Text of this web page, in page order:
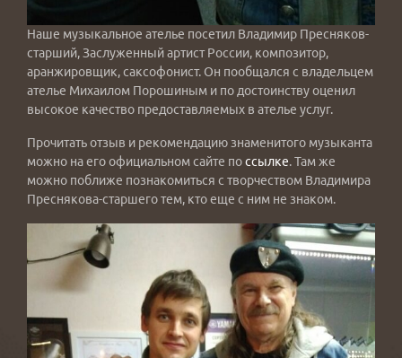
Наше музыкальное ателье посетил Владимир Пресняков-
старший, Заслуженный артист России, композитор,
аранжировщик, саксофонист. Он пообщался с владельцем
ателье Михаилом Порошиным и по достоинству оценил
высокое качество предоставляемых в ателье услуг.
Прочитать отзыв и рекомендацию знаменитого музыканта
можно на его официальном сайте поссылке. Там же
можно поближе познакомиться с творчеством Владимира
Преснякова-старшего тем, кто еще с ним не знаком.